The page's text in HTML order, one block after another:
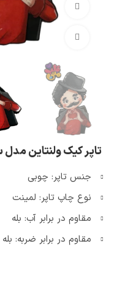
تماشای ویدئو
بزرگنمایی تصویر
تاپر کیک ولنتاین مدل
جنس تاپر: چوبی
نوع چاپ تاپر: لمینت
مقاوم در برابر آب: بله
مقاوم در برابر ضربه: بله